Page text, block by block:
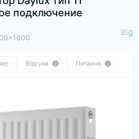
подключение
0
Відгуки 0 Питання 0